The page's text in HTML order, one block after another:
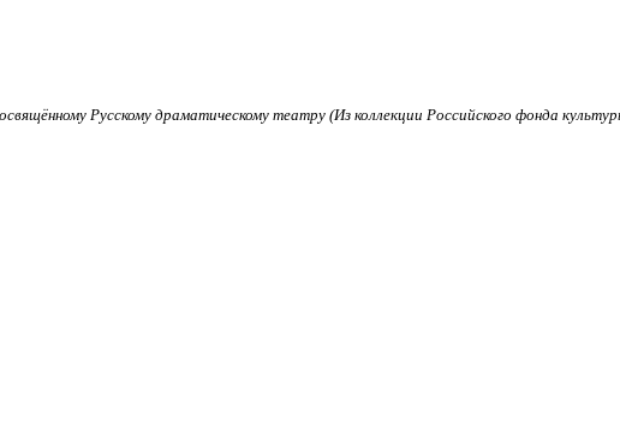
Русскому драматическому театру (Из коллекции Российского фонда